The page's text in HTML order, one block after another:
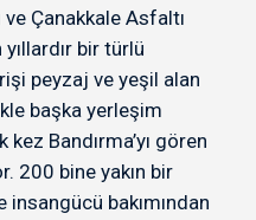
ve Çanakkale Asfaltı
bir türlü
peyzaj ve yeşil alan
başka yerleşim
Bandırma’yı gören
200 bine yakın bir
bakımından